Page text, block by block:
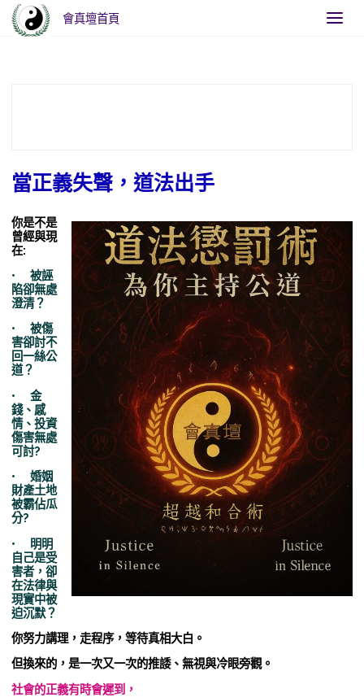
會真壇首頁
當正義失聲，道法出手
你是不是
曾經與現
在:
• 被誣
陷卻無處
澄清？
• 被傷
害卻討不
回一絲公
道？
• 金
錢、感
情、投資
傷害無處
可討?
• 婚姻
財產土地
被霸佔瓜
分?
• 明明
自己是受
害者，卻
在法律與
現實中被
迫沉默？
你努力講理，走程序，等待真相大白。
但換來的，是一次又一次的推諉、無視與冷眼旁觀。
社會的正義有時會遲到，